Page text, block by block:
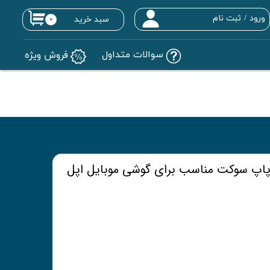
ورود / ثبت نام ۰ سبد خرید
سوالات متداول فروش ویژه
پاپ سوکت مناسب برای گوشی موبایل اپل